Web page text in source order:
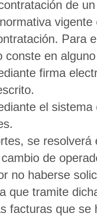
de
Para
conste en
firma
el
se
de
no haberse
que tramite
facturas que